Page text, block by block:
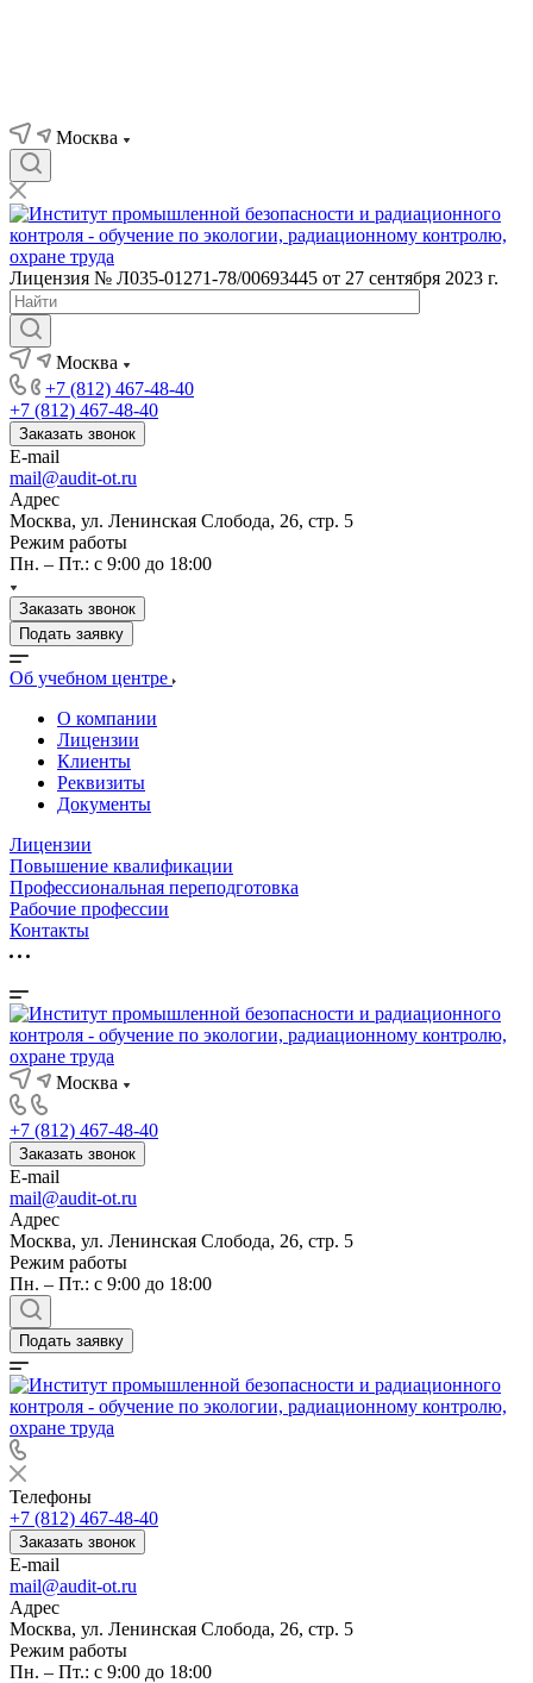
Москва
Лицензия № Л035-01271-78/00693445 от 27 сентября 2023 г.
Москва
+7 (812) 467-48-40
+7 (812) 467-48-40
Заказать звонок
E-mail
mail@audit-ot.ru
Адрес
Москва, ул. Ленинская Слобода, 26, стр. 5
Режим работы
Пн. – Пт.: с 9:00 до 18:00
Заказать звонок
Подать заявку
Об учебном центре
О компании
Лицензии
Клиенты
Реквизиты
Документы
Лицензии
Повышение квалификации
Профессиональная переподготовка
Рабочие профессии
Контакты
Москва
+7 (812) 467-48-40
Заказать звонок
E-mail
mail@audit-ot.ru
Адрес
Москва, ул. Ленинская Слобода, 26, стр. 5
Режим работы
Пн. – Пт.: с 9:00 до 18:00
Подать заявку
Телефоны
+7 (812) 467-48-40
Заказать звонок
E-mail
mail@audit-ot.ru
Адрес
Москва, ул. Ленинская Слобода, 26, стр. 5
Режим работы
Пн. – Пт.: с 9:00 до 18:00